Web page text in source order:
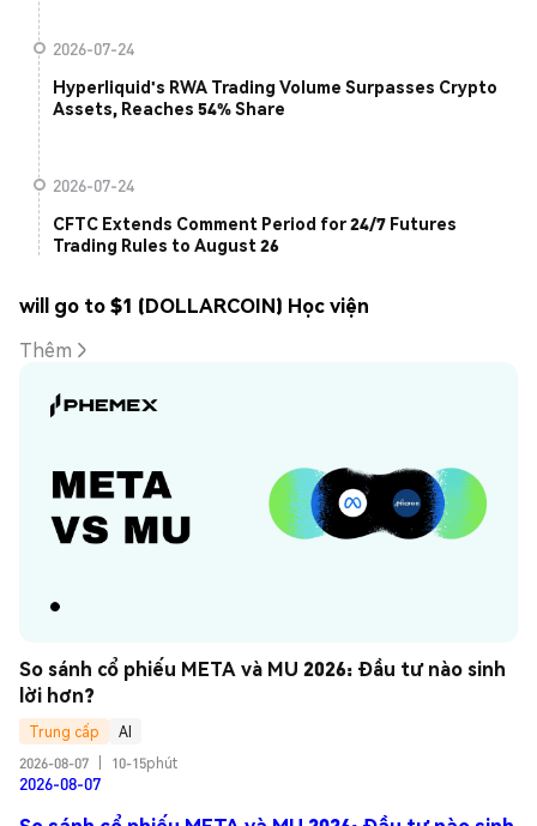
2026-07-24
Hyperliquid's RWA Trading Volume Surpasses Crypto
Assets, Reaches 54% Share
2026-07-24
CFTC Extends Comment Period for 24/7 Futures
Trading Rules to August 26
will go to $1 (DOLLARCOIN) Học viện
Thêm
So sánh cổ phiếu META và MU 2026: Đầu tư nào sinh
lời hơn?
Trung cấp
AI
2026-08-07
10-15phút
2026-08-07